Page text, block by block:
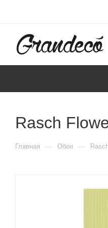
Rasch
Главная — Обои —